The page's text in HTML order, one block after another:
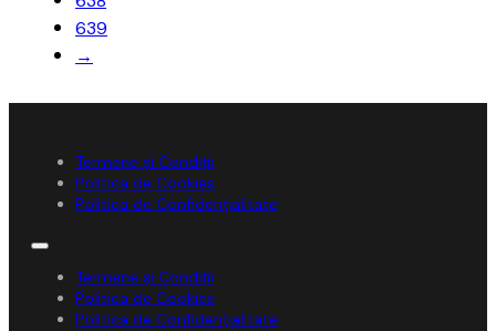
639
→
Termene și Condiții
Politica de Cookies
Politica de Confidențialitate
Termene și Condiții
Politica de Cookies
Politica de Confidențialitate